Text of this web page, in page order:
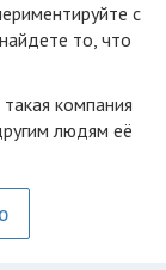
с
то, что
компания
людям её